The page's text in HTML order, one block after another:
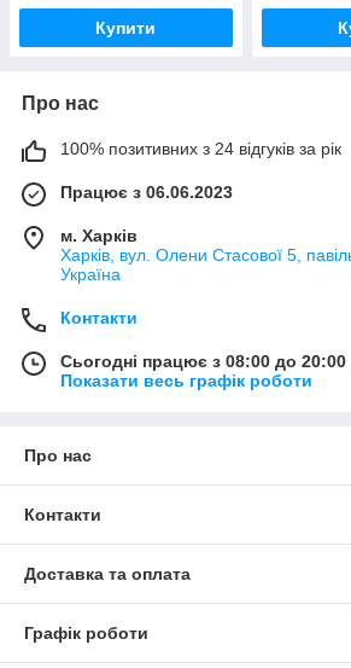
Купити
Про нас
100% позитивних з 24 відгуків за рік
Працює з 06.06.2023
м. Харків
Харків, вул. Олени Стасової 5,
Україна
Контакти
Сьогодні працює з 08:00 до 20:00
Показати весь графік роботи
Про нас
Контакти
Доставка та оплата
Графік роботи